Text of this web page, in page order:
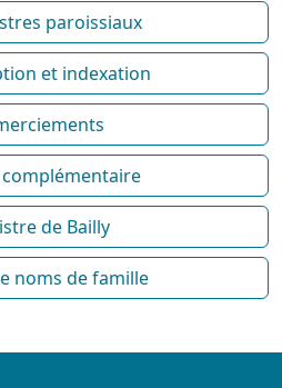
paroissiaux
et indexation
de Bailly
noms de famille